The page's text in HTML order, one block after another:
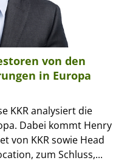
von den
in Europa
KKR analysiert die
Dabei kommt Henry
von KKR sowie Head
zum Schluss,...